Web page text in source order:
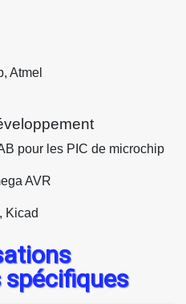
Atmel
pour les PIC de microchip
AVR
Kicad